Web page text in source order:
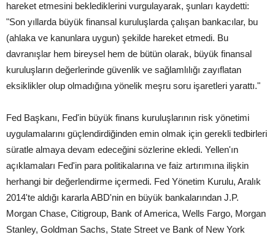
hareket etmesini beklediklerini vurgulayarak, şunları kaydetti:
"Son yıllarda büyük finansal kuruluşlarda çalışan bankacılar, bu
(ahlaka ve kanunlara uygun) şekilde hareket etmedi. Bu
davranışlar hem bireysel hem de bütün olarak, büyük finansal
kuruluşların değerlerinde güvenlik ve sağlamlılığı zayıflatan
eksiklikler olup olmadığına yönelik meşru soru işaretleri yarattı."
Fed Başkanı, Fed'in büyük finans kuruluşlarının risk yönetimi
uygulamalarını güçlendirdiğinden emin olmak için gerekli tedbirleri
süratle almaya devam edeceğini sözlerine ekledi. Yellen'ın
açıklamaları Fed'in para politikalarına ve faiz artırımına ilişkin
herhangi bir değerlendirme içermedi. Fed Yönetim Kurulu, Aralık
2014'te aldığı kararla ABD'nin en büyük bankalarından J.P.
Morgan Chase, Citigroup, Bank of America, Wells Fargo, Morgan
Stanley, Goldman Sachs, State Street ve Bank of New York